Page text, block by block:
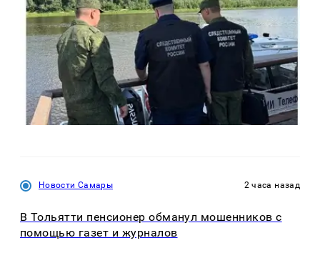
Новости Самары 2 часа назад
В Тольятти пенсионер обманул мошенников с
помощью газет и журналов